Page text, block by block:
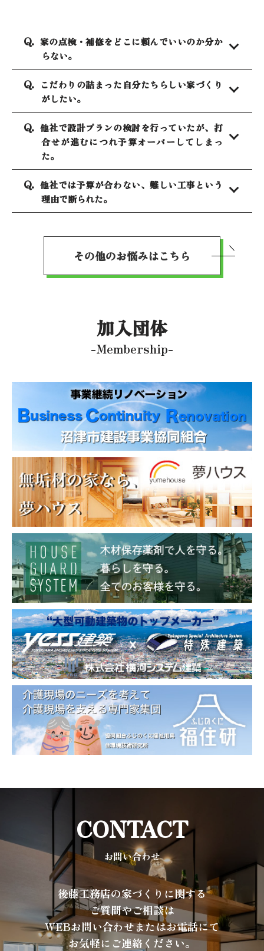
家の点検・補修をどこに頼んでいいのか分か
らない。
こだわりの詰まった自分たちらしい家づくり
がしたい。
他社で設計プランの検討を行っていたが、打
合せが進むにつれ予算オーバーしてしまっ
た。
他社では予算が合わない、難しい工事という
理由で断られた。
その他のお悩みはこちら
加入団体
-Membership-
CONTACT
お問い合わせ
後藤工務店の家づくりに関する
ご質問やご相談は
WEBお問い合わせまたはお電話にて
お気軽にご連絡ください。